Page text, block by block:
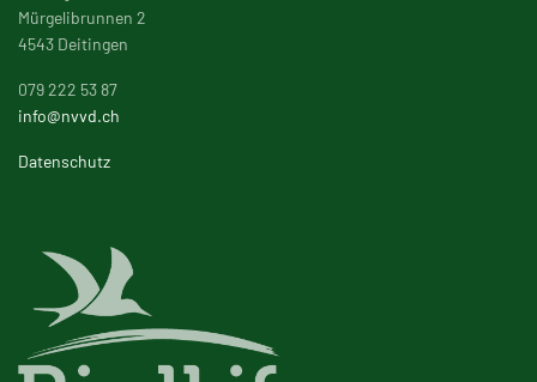
Mürgelibrunnen 2
4543 Deitingen
079 222 53 87
info@nvvd.ch
Datenschutz